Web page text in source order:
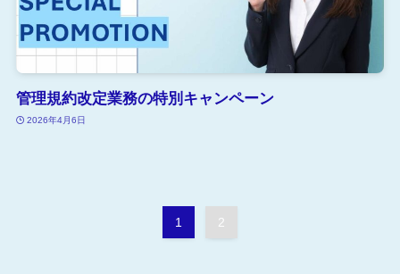
管理規約改定業務の特別キャンペーン
2026年4月6日
1 2